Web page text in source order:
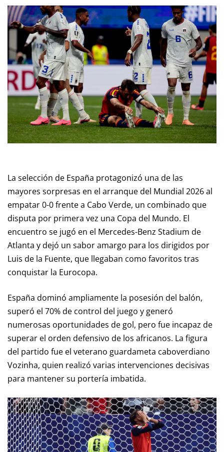
La selección de España protagonizó una de las
mayores sorpresas en el arranque del Mundial 2026 al
empatar 0-0 frente a Cabo Verde, un combinado que
disputa por primera vez una Copa del Mundo. El
encuentro se jugó en el Mercedes-Benz Stadium de
Atlanta y dejó un sabor amargo para los dirigidos por
Luis de la Fuente, que llegaban como favoritos tras
conquistar la Eurocopa.
España dominó ampliamente la posesión del balón,
superó el 70% de control del juego y generó
numerosas oportunidades de gol, pero fue incapaz de
superar el orden defensivo de los africanos. La figura
del partido fue el veterano guardameta caboverdiano
Vozinha, quien realizó varias intervenciones decisivas
para mantener su portería imbatida.